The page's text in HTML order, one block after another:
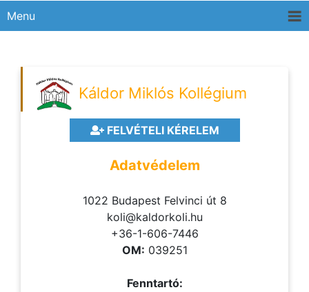
Menu
Káldor Miklós Kollégium
FELVÉTELI KÉRELEM
Adatvédelem
1022 Budapest Felvinci út 8
koli@kaldorkoli.hu
+36-1-606-7446
OM: 039251
Fenntartó: